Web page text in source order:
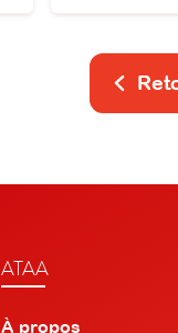
ATAA
À propos